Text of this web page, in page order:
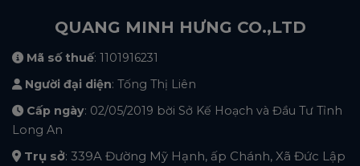
QUANG MINH HƯNG CO.,LTD
Mã số thuế: 1101916231
Người đại diện: Tống Thị Liên
Cấp ngày: 02/05/2019 bời Sở Kế Hoạch và Đầu Tư Tỉnh
Long An
Trụ sở: 339A Đường Mỹ Hạnh, ấp Chánh, Xã Đức Lập